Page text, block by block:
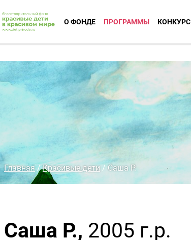
О ФОНДЕ ПРОГРАММЫ КОНКУРС
Главная/Красивые дети/Саша Р.
Саша Р., 2005 г.р.